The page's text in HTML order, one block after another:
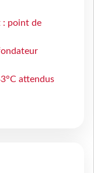
: point de
attendus